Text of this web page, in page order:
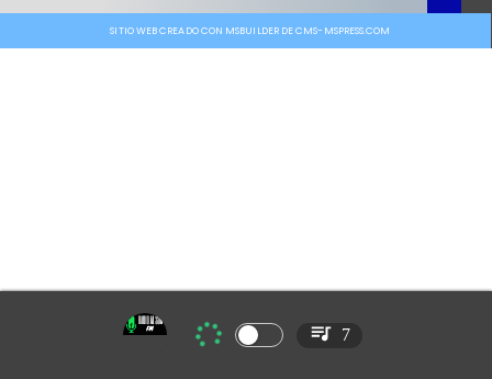
SITIO WEB CREADO CON MSBUILDER DE CMS-MSPRESS.COM
7